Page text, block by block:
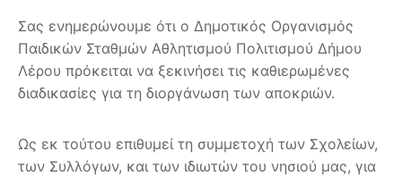
Σας ενημερώνουμε ότι ο Δημοτικός Οργανισμός
Παιδικών Σταθμών Αθλητισμού Πολιτισμού Δήμου
Λέρου πρόκειται να ξεκινήσει τις καθιερωμένες
διαδικασίες για τη διοργάνωση των αποκριών.
Ως εκ τούτου επιθυμεί τη συμμετοχή των Σχολείων,
των Συλλόγων, και των ιδιωτών του νησιού μας, για